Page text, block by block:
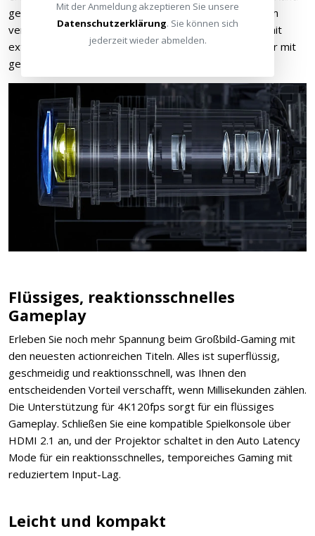
gestochen scharf sind. Das schwimmende Fokussystem
verwendet zwei bewegliche Linsengruppen und Glas mit
extrem niedriger Dispersion für verzerrungsfreie Bilder mit
genauer Farbwiedergabe.
Flüssiges, reaktionsschnelles
Gameplay
Erleben Sie noch mehr Spannung beim Großbild-Gaming mit
den neuesten actionreichen Titeln. Alles ist superflüssig,
geschmeidig und reaktionsschnell, was Ihnen den
entscheidenden Vorteil verschafft, wenn Millisekunden zählen.
Die Unterstützung für 4K120fps sorgt für ein flüssiges
Gameplay. Schließen Sie eine kompatible Spielkonsole über
HDMI 2.1 an, und der Projektor schaltet in den Auto Latency
Mode für ein reaktionsschnelles, temporeiches Gaming mit
reduziertem Input-Lag.
Leicht und kompakt
Mit der Anmeldung akzeptieren Sie unsere
Datenschutzerklärung. Sie können sich
jederzeit wieder abmelden.